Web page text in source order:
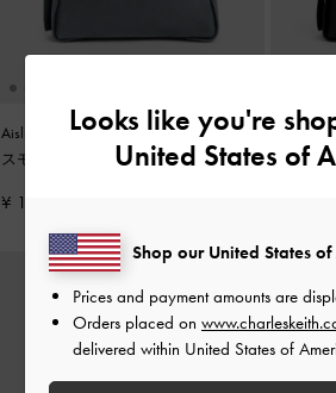
Aislin アシュリン ショルダーバッグ
スモーキーブルー
¥ 15,900
Aislin ア
ブラック
Looks like you're
United States of
Shop our United States
Prices and payment amounts are
Orders placed on
delivered within United States of